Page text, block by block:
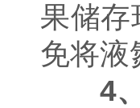
果储存
免将液
4